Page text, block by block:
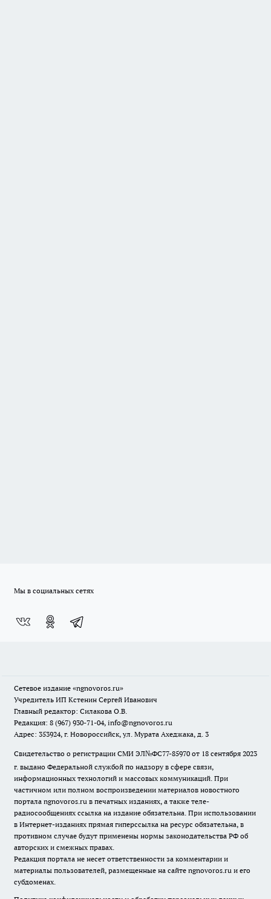
Мы в социальных сетях
Сетевое издание «ngnovoros.ru»
Учредитель ИП Кстенин Сергей Иванович
Главный редактор: Силакова О.В.
Редакция: 8 (967) 930-71-04, info@ngnovoros.ru
Адрес: 353924, г. Новороссийск, ул. Мурата Ахеджака, д. 3
Свидетельство о регистрации СМИ ЭЛ№ФС77-85970 от 18 сентября 2023
г. выдано Федеральной службой по надзору в сфере связи,
информационных технологий и массовых коммуникаций. При
частичном или полном воспроизведении материалов новостного
портала ngnovoros.ru в печатных изданиях, а также теле-
радиосообщениях ссылка на издание обязательна. При использовании
в Интернет-изданиях прямая гиперссылка на ресурс обязательна, в
противном случае будут применены нормы законодательства РФ об
авторских и смежных правах.
Редакция портала не несет ответственности за комментарии и
материалы пользователей, размещенные на сайте ngnovoros.ru и его
субдоменах.